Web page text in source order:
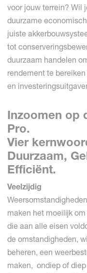
voor jouw terrein? Wil
duurzame
juiste
tot
duurzaam handelen
rendement te
en
Inzoomen op
Pro.
Vier
Duurzaam,
Efficiënt.
Veelzijdig
maken het moeilijk
die aan alle eisen
de omstandigheden,
beheren, een
maken, ondiep of